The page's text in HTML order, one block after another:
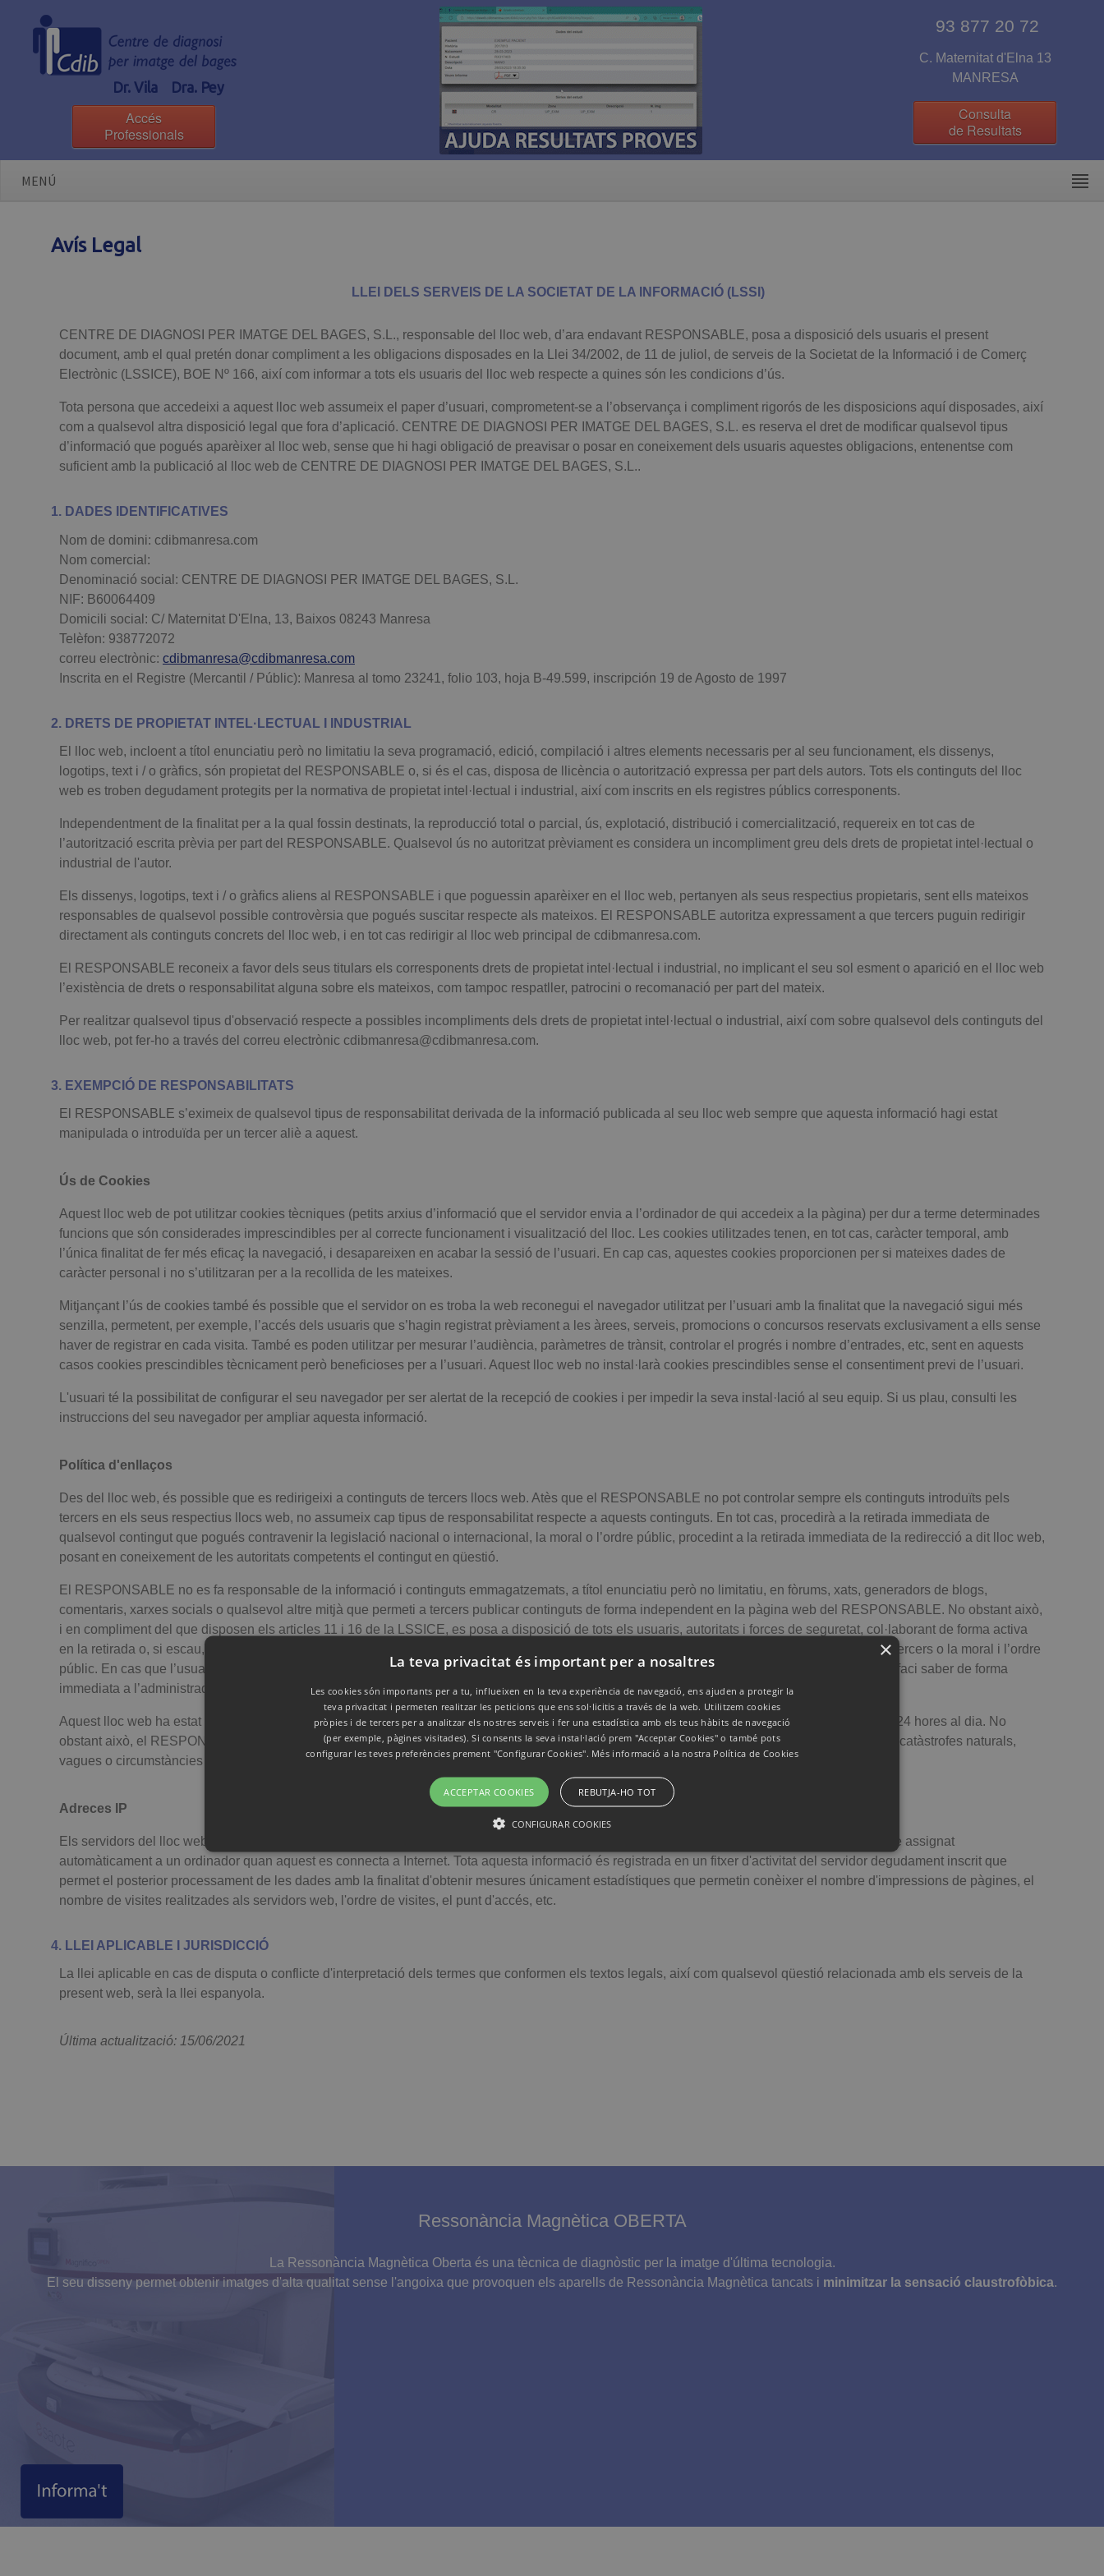
Dr. Vila Dra. Pey
Accés
Professionals
93 877 20 72
C. Maternitat d'Elna 13
MANRESA
Consulta
de Resultats
MENÚ
Avís Legal
LLEI DELS SERVEIS DE LA SOCIETAT DE LA INFORMACIÓ (LSSI)
CENTRE DE DIAGNOSI PER IMATGE DEL BAGES, S.L., responsable del lloc web, d’ara endavant RESPONSABLE, posa a disposició dels usuaris el present
document, amb el qual pretén donar compliment a les obligacions disposades en la Llei 34/2002, de 11 de juliol, de serveis de la Societat de la Informació i de Comerç
Electrònic (LSSICE), BOE Nº 166, així com informar a tots els usuaris del lloc web respecte a quines són les condicions d’ús.
Tota persona que accedeixi a aquest lloc web assumeix el paper d’usuari, comprometent-se a l’observança i compliment rigorós de les disposicions aquí disposades, així
com a qualsevol altra disposició legal que fora d’aplicació. CENTRE DE DIAGNOSI PER IMATGE DEL BAGES, S.L. es reserva el dret de modificar qualsevol tipus
d’informació que pogués aparèixer al lloc web, sense que hi hagi obligació de preavisar o posar en coneixement dels usuaris aquestes obligacions, entenentse com
suficient amb la publicació al lloc web de CENTRE DE DIAGNOSI PER IMATGE DEL BAGES, S.L..
1. DADES IDENTIFICATIVES
Nom de domini: cdibmanresa.com
Nom comercial:
Denominació social: CENTRE DE DIAGNOSI PER IMATGE DEL BAGES, S.L.
NIF: B60064409
Domicili social: C/ Maternitat D'Elna, 13, Baixos 08243 Manresa
Telèfon: 938772072
correu electrònic: cdibmanresa@cdibmanresa.com
Inscrita en el Registre (Mercantil / Públic): Manresa al tomo 23241, folio 103, hoja B-49.599, inscripción 19 de Agosto de 1997
2. DRETS DE PROPIETAT INTEL·LECTUAL I INDUSTRIAL
El lloc web, incloent a títol enunciatiu però no limitatiu la seva programació, edició, compilació i altres elements necessaris per al seu funcionament, els dissenys,
logotips, text i / o gràfics, són propietat del RESPONSABLE o, si és el cas, disposa de llicència o autorització expressa per part dels autors. Tots els continguts del lloc
web es troben degudament protegits per la normativa de propietat intel·lectual i industrial, així com inscrits en els registres públics corresponents.
Independentment de la finalitat per a la qual fossin destinats, la reproducció total o parcial, ús, explotació, distribució i comercialització, requereix en tot cas de
l’autorització escrita prèvia per part del RESPONSABLE. Qualsevol ús no autoritzat prèviament es considera un incompliment greu dels drets de propietat intel·lectual o
industrial de l'autor.
Els dissenys, logotips, text i / o gràfics aliens al RESPONSABLE i que poguessin aparèixer en el lloc web, pertanyen als seus respectius propietaris, sent ells mateixos
responsables de qualsevol possible controvèrsia que pogués suscitar respecte als mateixos. El RESPONSABLE autoritza expressament a que tercers puguin redirigir
directament als continguts concrets del lloc web, i en tot cas redirigir al lloc web principal de cdibmanresa.com.
El RESPONSABLE reconeix a favor dels seus titulars els corresponents drets de propietat intel·lectual i industrial, no implicant el seu sol esment o aparició en el lloc web
l’existència de drets o responsabilitat alguna sobre els mateixos, com tampoc respatller, patrocini o recomanació per part del mateix.
Per realitzar qualsevol tipus d'observació respecte a possibles incompliments dels drets de propietat intel·lectual o industrial, així com sobre qualsevol dels continguts del
lloc web, pot fer-ho a través del correu electrònic cdibmanresa@cdibmanresa.com.
3. EXEMPCIÓ DE RESPONSABILITATS
El RESPONSABLE s’eximeix de qualsevol tipus de responsabilitat derivada de la informació publicada al seu lloc web sempre que aquesta informació hagi estat
manipulada o introduïda per un tercer aliè a aquest.
Ús de Cookies
Aquest lloc web de pot utilitzar cookies tècniques (petits arxius d’informació que el servidor envia a l’ordinador de qui accedeix a la pàgina) per dur a terme determinades
funcions que són considerades imprescindibles per al correcte funcionament i visualització del lloc. Les cookies utilitzades tenen, en tot cas, caràcter temporal, amb
l’única finalitat de fer més eficaç la navegació, i desapareixen en acabar la sessió de l’usuari. En cap cas, aquestes cookies proporcionen per si mateixes dades de
caràcter personal i no s’utilitzaran per a la recollida de les mateixes.
Mitjançant l’ús de cookies també és possible que el servidor on es troba la web reconegui el navegador utilitzat per l’usuari amb la finalitat que la navegació sigui més
senzilla, permetent, per exemple, l’accés dels usuaris que s’hagin registrat prèviament a les àrees, serveis, promocions o concursos reservats exclusivament a ells sense
haver de registrar en cada visita. També es poden utilitzar per mesurar l’audiència, paràmetres de trànsit, controlar el progrés i nombre d’entrades, etc, sent en aquests
casos cookies prescindibles tècnicament però beneficioses per a l’usuari. Aquest lloc web no instal·larà cookies prescindibles sense el consentiment previ de l’usuari.
L'usuari té la possibilitat de configurar el seu navegador per ser alertat de la recepció de cookies i per impedir la seva instal·lació al seu equip. Si us plau, consulti les
instruccions del seu navegador per ampliar aquesta informació.
Política d'enllaços
Des del lloc web, és possible que es redirigeixi a continguts de tercers llocs web. Atès que el RESPONSABLE no pot controlar sempre els continguts introduïts pels
tercers en els seus respectius llocs web, no assumeix cap tipus de responsabilitat respecte a aquests continguts. En tot cas, procedirà a la retirada immediata de
qualsevol contingut que pogués contravenir la legislació nacional o internacional, la moral o l’ordre públic, procedint a la retirada immediata de la redirecció a dit lloc web,
posant en coneixement de les autoritats competents el contingut en qüestió.
El RESPONSABLE no es fa responsable de la informació i continguts emmagatzemats, a títol enunciatiu però no limitatiu, en fòrums, xats, generadors de blogs,
comentaris, xarxes socials o qualsevol altre mitjà que permeti a tercers publicar continguts de forma independent en la pàgina web del RESPONSABLE. No obstant això,
i en compliment del que disposen els articles 11 i 16 de la LSSICE, es posa a disposició de tots els usuaris, autoritats i forces de seguretat, col·laborant de forma activa
en la retirada o, si escau, bloqueig de tots aquells continguts que puguin afectar o contravenir la legislació nacional o internacional, els drets de tercers o la moral i l’ordre
públic. En cas que l’usuari consideri que existeix en el lloc web algun contingut que pogués ser susceptible d’aquesta classificació, es prega ho faci saber de forma
immediata a l’administrador del lloc web.
Aquest lloc web ha estat revisat i provat perquè funcioni correctament. En principi, pot garantir-se el correcte funcionament els 365 dies de l’any, 24 hores al dia. No
obstant això, el RESPONSABLE no descarta la possibilitat que existeixin certs errors de programació, o que esdevinguin causes de força major, catàstrofes naturals,
vagues o circumstàncies semblants que facin impossible l’accés a la pàgina web.
Adreces IP
Els servidors del lloc web podran detectar de manera automàtica l'adreça IP i el nom de domini utilitzats per l'usuari. Una adreça IP és un nombre assignat
automàticament a un ordinador quan aquest es connecta a Internet. Tota aquesta informació és registrada en un fitxer d'activitat del servidor degudament inscrit que
permet el posterior processament de les dades amb la finalitat d'obtenir mesures únicament estadístiques que permetin conèixer el nombre d'impressions de pàgines, el
nombre de visites realitzades als servidors web, l'ordre de visites, el punt d'accés, etc.
4. LLEI APLICABLE I JURISDICCIÓ
La llei aplicable en cas de disputa o conflicte d'interpretació dels termes que conformen els textos legals, així com qualsevol qüestió relacionada amb els serveis de la
present web, serà la llei espanyola.
Última actualització: 15/06/2021
Ressonància Magnètica OBERTA
La Ressonància Magnètica Oberta és una tècnica de diagnòstic per la imatge d'última tecnologia.
El seu disseny permet obtenir imatges d'alta qualitat sense l'angoixa que provoquen els aparells de Ressonància Magnètica tancats i minimitzar la sensació claustrofòbica.
La teva privacitat és important per a nosaltres
Les cookies són importants per a tu, influeixen en la teva experiència de navegació, ens ajuden a protegir la
teva privacitat i permeten realitzar les peticions que ens sol·licitis a través de la web. Utilitzem cookies
pròpies i de tercers per a analitzar els nostres serveis i fer una estadística amb els teus hàbits de navegació
(per exemple, pàgines visitades). Si consents la seva instal·lació prem "Acceptar Cookies" o també pots
configurar les teves preferències prement "Configurar Cookies". Més informació a la nostra Política de Cookies
ACCEPTAR COOKIES REBUTJA-HO TOT
CONFIGURAR COOKIES
ESTRICTAMENT NECESSÀRIES RENDIMENT
es pot utilitzar correctament sense les galetes estrictament necessàries.
Nom
Aquest nom de galeta s’associa amb Google Universal Analytics, segons la documentació que s’utilitza per
×